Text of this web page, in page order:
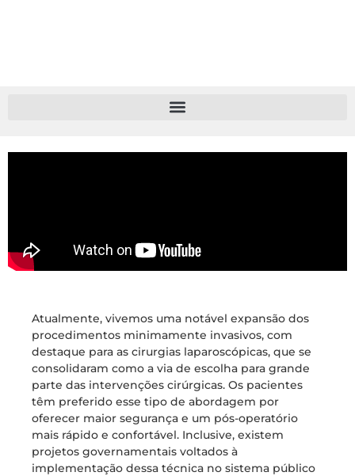
Atualmente, vivemos uma notável expansão dos
procedimentos minimamente invasivos, com
destaque para as cirurgias laparoscópicas, que se
consolidaram como a via de escolha para grande
parte das intervenções cirúrgicas. Os pacientes
têm preferido esse tipo de abordagem por
oferecer maior segurança e um pós-operatório
mais rápido e confortável. Inclusive, existem
projetos governamentais voltados à
implementação dessa técnica no sistema público